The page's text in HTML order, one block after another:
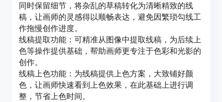
同时保留细节，将杂乱的草稿转化为清晰精致的线
稿，让画师的灵感得以顺畅表达，避免因繁琐勾线工
作拖慢创作进度。
线稿提取功能：可精准从图像中提取线稿，为后续上
色等操作提供基础，帮助画师更专注于色彩和光影的
创作。
线稿上色功能：为线稿提供上色方案，大致铺好颜
色，让画师快速看到上色效果，在此基础上进行调
整，节省上色时间。